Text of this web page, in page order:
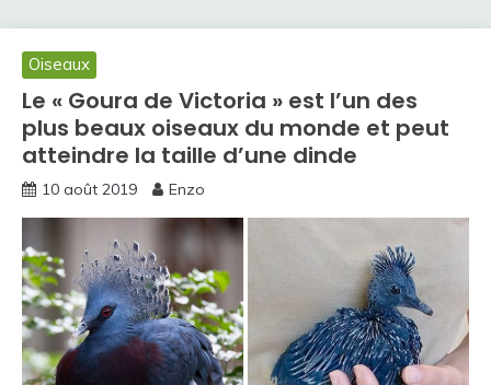
Oiseaux
Le « Goura de Victoria » est l’un des
plus beaux oiseaux du monde et peut
atteindre la taille d’une dinde
10 août 2019 Enzo